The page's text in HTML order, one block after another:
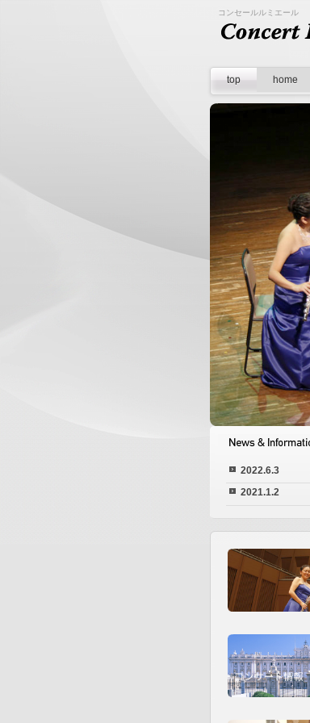
コンセールルミエール
top home
2022.6.3
2021.1.2